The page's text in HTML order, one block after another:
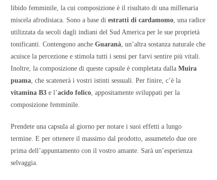
libido femminile, la cui composizione è il risultato di una millenaria
miscela afrodisiaca. Sono a base diestratti di cardamomo , una radice
utilizzata da secoli dagli indiani del Sud America per le sue proprietà
tonificanti. Contengono ancheGuaranà , un’altra sostanza naturale che
acuisce la percezione e stimola tutti i sensi per farvi sentire più vitali.
Inoltre, la composizione di queste capsule è completata dallaMuira
puama , che scatenerà i vostri istinti sessuali. Per finire, c’è la
vitamina B3 e l’acido folico , appositamente sviluppati per la
composizione femminile.
Prendete una capsula al giorno per notare i suoi effetti a lungo
termine. E per ottenere il massimo dal prodotto, assumetelo due ore
prima dell’appuntamento con il vostro amante. Sarà un’esperienza
selvaggia.